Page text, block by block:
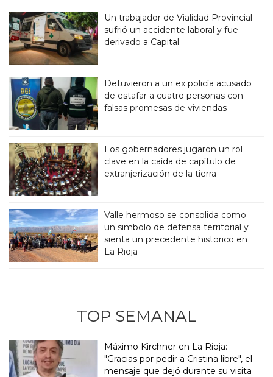
Un trabajador de Vialidad Provincial
sufrió un accidente laboral y fue
derivado a Capital
Detuvieron a un ex policía acusado
de estafar a cuatro personas con
falsas promesas de viviendas
Los gobernadores jugaron un rol
clave en la caída de capítulo de
extranjerización de la tierra
Valle hermoso se consolida como
un simbolo de defensa territorial y
sienta un precedente historico en
La Rioja
TOP SEMANAL
Máximo Kirchner en La Rioja:
"Gracias por pedir a Cristina libre", el
mensaje que dejó durante su visita